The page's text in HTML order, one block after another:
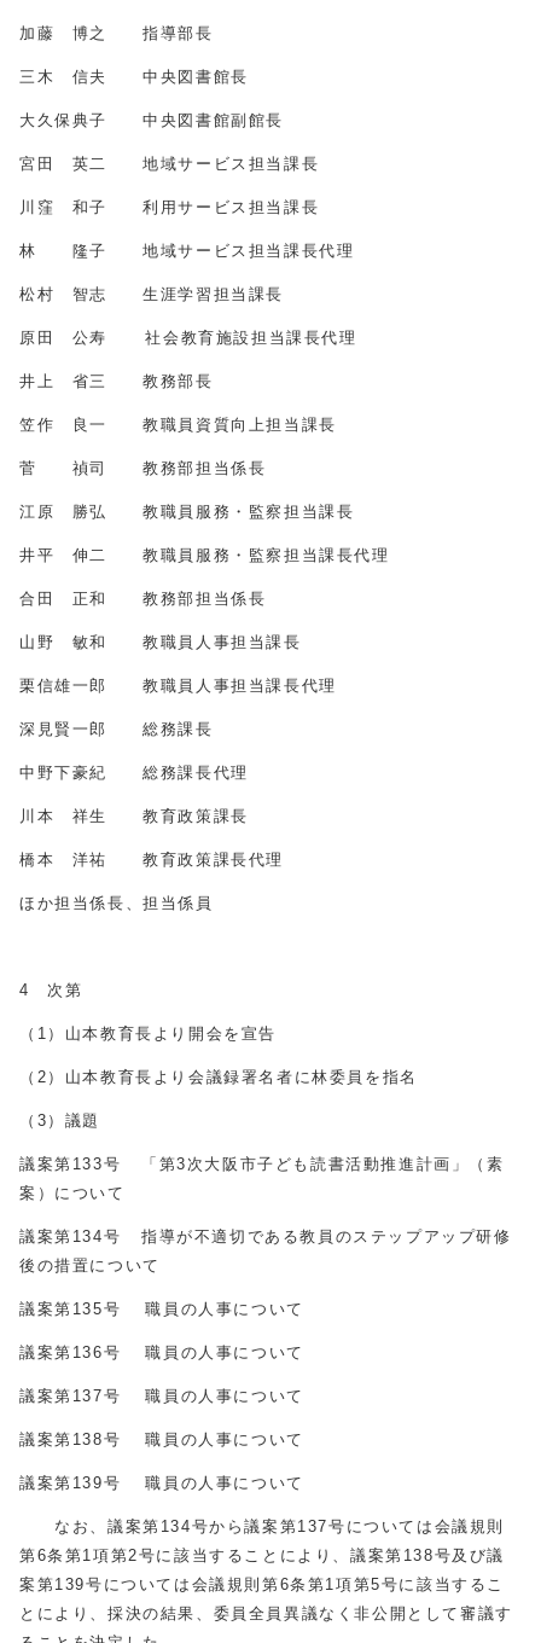
加藤 博之 指導部長
三木 信夫 中央図書館長
大久保典子 中央図書館副館長
宮田 英二 地域サービス担当課長
川窪 和子 利用サービス担当課長
林 隆子 地域サービス担当課長代理
松村 智志 生涯学習担当課長
原田 公寿 社会教育施設担当課長代理
井上 省三 教務部長
笠作 良一 教職員資質向上担当課長
菅 禎司 教務部担当係長
江原 勝弘 教職員服務・監察担当課長
井平 伸二 教職員服務・監察担当課長代理
合田 正和 教務部担当係長
山野 敏和 教職員人事担当課長
栗信雄一郎 教職員人事担当課長代理
深見賢一郎 総務課長
中野下豪紀 総務課長代理
川本 祥生 教育政策課長
橋本 洋祐 教育政策課長代理
ほか担当係長、担当係員
4 次第
（1）山本教育長より開会を宣告
（2）山本教育長より会議録署名者に林委員を指名
（3）議題
議案第133号 「第3次大阪市子ども読書活動推進計画」（素
案）について
議案第134号 指導が不適切である教員のステップアップ研修
後の措置について
議案第135号 職員の人事について
議案第136号 職員の人事について
議案第137号 職員の人事について
議案第138号 職員の人事について
議案第139号 職員の人事について
なお、議案第134号から議案第137号については会議規則
第6条第1項第2号に該当することにより、議案第138号及び議
案第139号については会議規則第6条第1項第5号に該当するこ
とにより、採決の結果、委員全員異議なく非公開として審議す